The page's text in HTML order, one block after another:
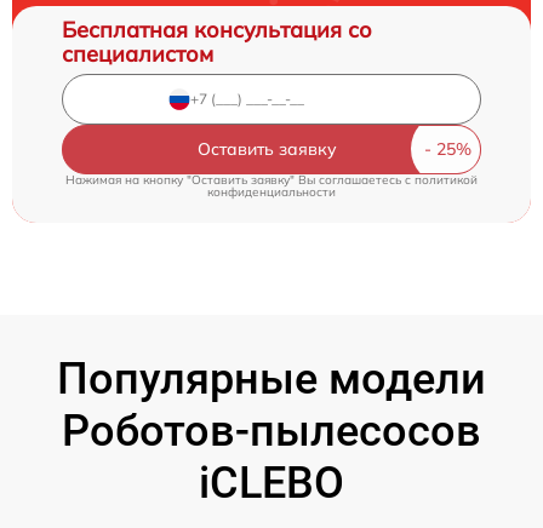
Бесплатная консультация со
специалистом
Оставить заявку
Нажимая на кнопку "Оставить заявку" Вы соглашаетесь cполитикой
конфиденциальности
Популярные модели
Роботов-пылесосов
iCLEBO